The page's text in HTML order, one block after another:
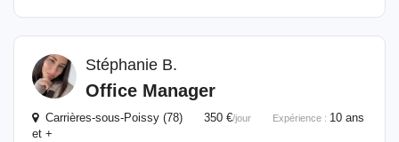
Stéphanie B.
Office Manager
Carrières-sous-Poissy (78) 350 €/jour Expérience : 10 ans
et +